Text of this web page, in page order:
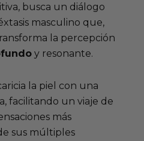
busca un diálogo
masculino que,
la percepción
y resonante.
la piel con una
facilitando un viaje de
más
sus múltiples